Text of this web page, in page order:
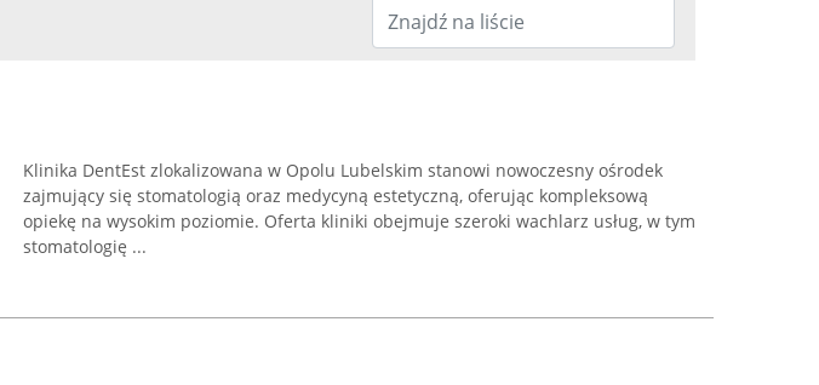
Klinika DentEst zlokalizowana w Opolu Lubelskim stanowi nowoczesny ośrodek
zajmujący się stomatologią oraz medycyną estetyczną, oferując kompleksową
opiekę na wysokim poziomie. Oferta kliniki obejmuje szeroki wachlarz usług, w tym
stomatologię ...